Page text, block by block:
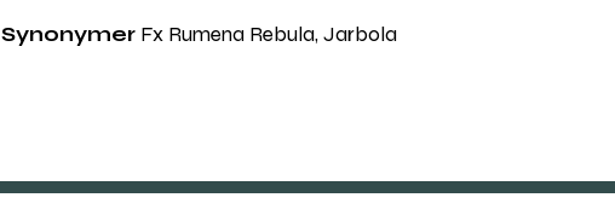
Synonymer Fx Rumena Rebula, Jarbola